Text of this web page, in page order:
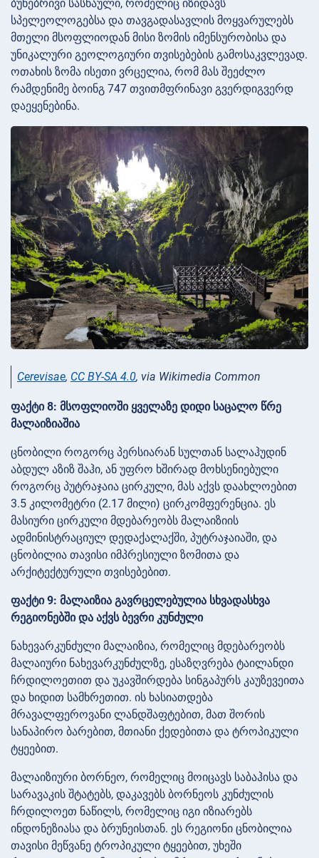
ბუნებრივი სასწაული, რომელიც იზიდავს
სპელეოლოგებსა და თავგადასავლის მოყვარულებს
მთელი მსოფლიოდან მისი ზომის იმენსურობისა და
უნიკალური გეოლოგიური თვისებების გამოსაკვლევად.
ოთახის ზომა ისეთი ვრცელია, რომ მას შეეძლო
რამდენიმე ბოინგ 747 თვითმფრინავი გვერდიგვერდ
დაეყენებინა.
Cerevisae, CC BY-SA 4.0, via Wikimedia Common
ფაქტი 8: მსოფლიოში ყველაზე დიდი საცალო წრე
მალაიზიაშია
ცნობილი როგორც პერსიარან სულთან სალაჰუდინ
აბდულ აზიზ შაჰი, ან უფრო ხშირად მოხსენიებული
როგორც პუტრაჯაია ცირკული, მას აქვს დაახლოებით
3.5 კილომეტრი (2.17 მილი) ცირკომფერენცია. ეს
მასიური ცირკული მდებარეობს მალაიზიის
ადმინისტრაციულ დედაქალაქში, პუტრაჯაიაში, და
ცნობილია თავისი იმპრესიული ზომითა და
არქიტექტურული თვისებებით.
ფაქტი 9: მალაიზია გავრცელებულია სხვადასხვა
რეგიონებში და აქვს ბევრი კუნძული
ნახევარკუნძული მალაიზია, რომელიც მდებარეობს
მალაიური ნახევარკუნძულზე, ესაზღვრება ტაილანდი
ჩრდილოეთით და უკავშირდება სინგაპურს კაუზევეითა
და ხიდით სამხრეთით. ის ხასიათდება
მრავალფეროვანი ლანდშაფტებით, მათ შორის
სანაპირო ბარებით, მთიანი ქედებითა და ტროპიკული
ტყეებით.
მალაიზიური ბორნეო, რომელიც მოიცავს საბაჰისა და
სარავაკის შტატებს, დაკავებს ბორნეოს კუნძულის
ჩრდილოეთ ნაწილს, რომელიც იგი იზიარებს
ინდონეზიასა და ბრუნეისთან. ეს რეგიონი ცნობილია
თავისი მეწვანე ტროპიკული ტყეებით, უხეში